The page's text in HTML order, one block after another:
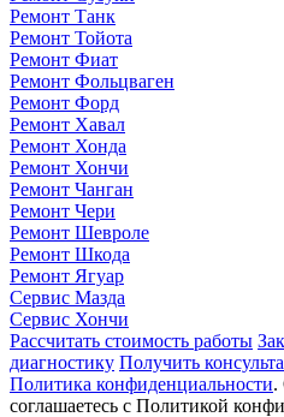
Ремонт Танк
Ремонт Тойота
Ремонт Фиат
Ремонт Фольцваген
Ремонт Форд
Ремонт Хавал
Ремонт Хонда
Ремонт Хончи
Ремонт Чанган
Ремонт Чери
Ремонт Шевроле
Ремонт Шкода
Ремонт Ягуар
Сервис Мазда
Сервис Хончи
Рассчитать стоимость работы
диагностику Получить
Политика конфиденциальности.
соглашаетесь с Политикой